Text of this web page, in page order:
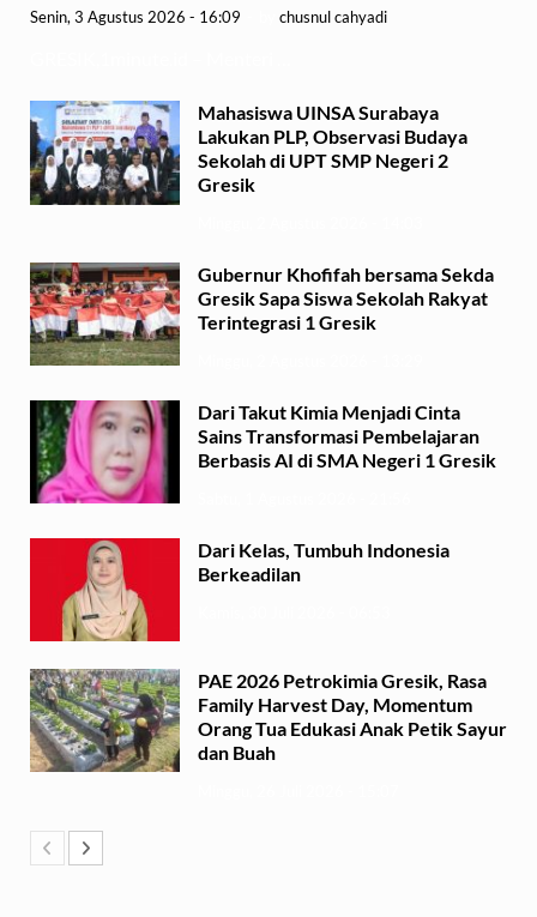
Senin, 3 Agustus 2026 - 16:09 chusnul cahyadi
Mahasiswa UINSA Surabaya
Lakukan PLP, Observasi Budaya
Sekolah di UPT SMP Negeri 2
Gresik
Gubernur Khofifah bersama Sekda
Gresik Sapa Siswa Sekolah Rakyat
Terintegrasi 1 Gresik
Dari Takut Kimia Menjadi Cinta
Sains Transformasi Pembelajaran
Berbasis AI di SMA Negeri 1 Gresik
Dari Kelas, Tumbuh Indonesia
Berkeadilan
PAE 2026 Petrokimia Gresik, Rasa
Family Harvest Day, Momentum
Orang Tua Edukasi Anak Petik Sayur
dan Buah